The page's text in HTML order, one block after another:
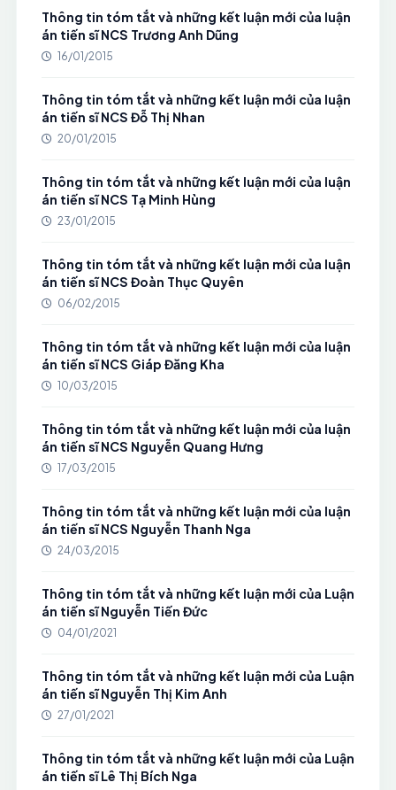
Thông tin tóm tắt và những kết luận mới của luận
án tiến sĩ NCS Trương Anh Dũng
16/01/2015
Thông tin tóm tắt và những kết luận mới của luận
án tiến sĩ NCS Đỗ Thị Nhan
20/01/2015
Thông tin tóm tắt và những kết luận mới của luận
án tiến sĩ NCS Tạ Minh Hùng
23/01/2015
Thông tin tóm tắt và những kết luận mới của luận
án tiến sĩ NCS Đoàn Thục Quyên
06/02/2015
Thông tin tóm tắt và những kết luận mới của luận
án tiến sĩ NCS Giáp Đăng Kha
10/03/2015
Thông tin tóm tắt và những kết luận mới của luận
án tiến sĩ NCS Nguyễn Quang Hưng
17/03/2015
Thông tin tóm tắt và những kết luận mới của luận
án tiến sĩ NCS Nguyễn Thanh Nga
24/03/2015
Thông tin tóm tắt và những kết luận mới của Luận
án tiến sĩ Nguyễn Tiến Đức
04/01/2021
Thông tin tóm tắt và những kết luận mới của Luận
án tiến sĩ Nguyễn Thị Kim Anh
27/01/2021
Thông tin tóm tắt và những kết luận mới của Luận
án tiến sĩ Lê Thị Bích Nga